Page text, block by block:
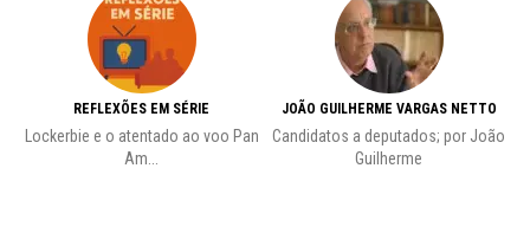
REFLEXÕES EM SÉRIE
Lockerbie e o atentado ao voo Pan
Am...
JOÃO GUILHERME VARGAS NETTO
Candidatos a deputados; por João
Guilherme